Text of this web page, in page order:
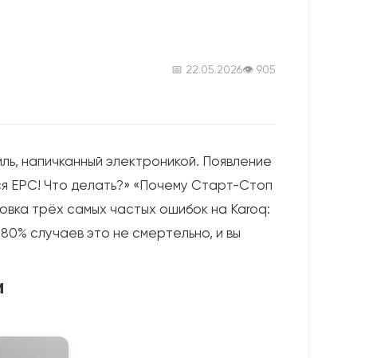
📅 22.05.2026👁 905
напичканный электроникой. Появление
EPC! Что делать?» «Почему Старт-Стоп
трёх самых частых ошибок на Karoq:
случаев это не смертельно, и вы